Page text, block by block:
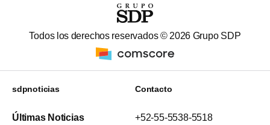
Todos los derechos reservados © 2026 Grupo SDP
sdpnoticias
Últimas Noticias
Contacto
+52-55-5538-5518